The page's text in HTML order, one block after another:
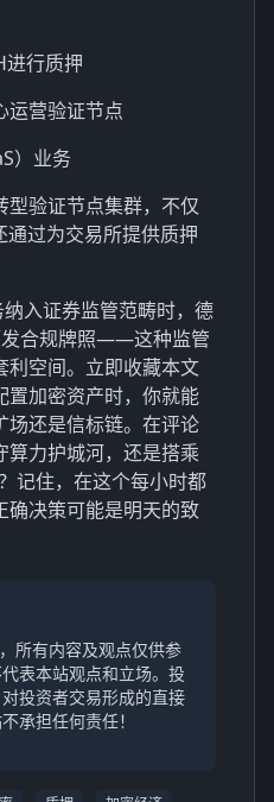
进行质押
运营验证节点
）业务
型验证节点集群，不仅
通过为交易所提供质押
纳入证券监管范畴时，德
发合规牌照——这种监管
利空间。立即收藏本文
置加密资产时，你就能
场还是信标链。在评论
算力护城河，还是搭乘
记住，在这个每小时都
确决策可能是明天的致
所有内容及观点仅供参
表本站观点和立场。投
投资者交易形成的直接
承担任何责任！